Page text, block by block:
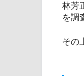
林芳
を調
その